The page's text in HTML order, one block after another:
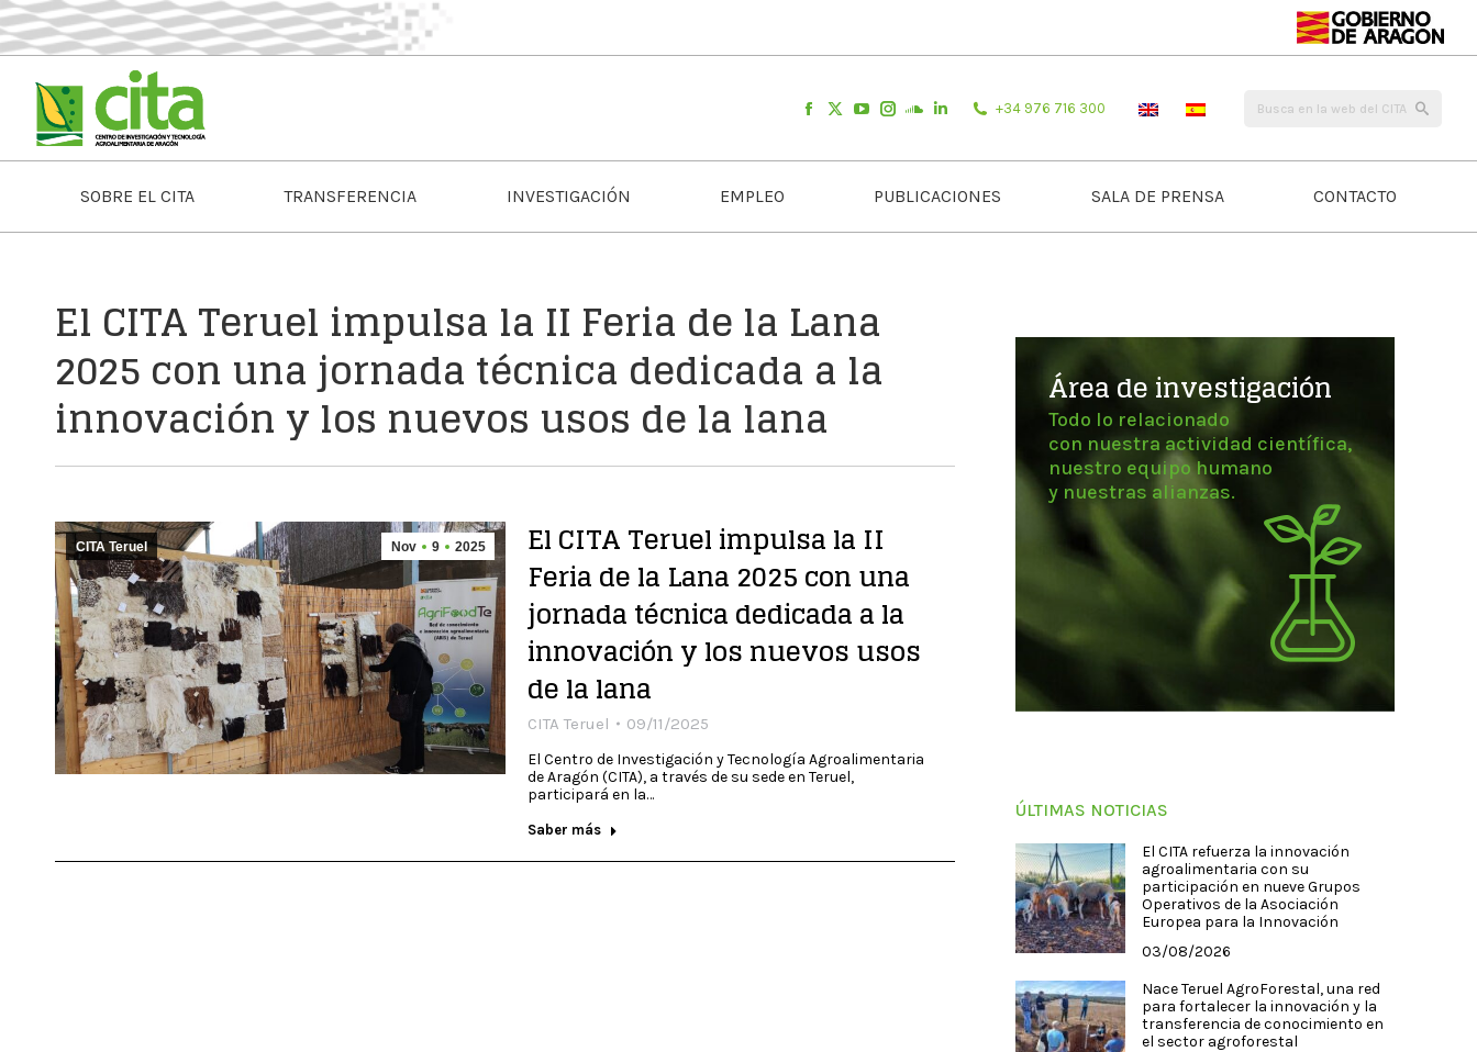
+34 976 716 300
SOBRE EL CITA TRANSFERENCIA INVESTIGACIÓN EMPLEO PUBLICACIONES SALA DE PRENSA CONTACTO
El CITA Teruel impulsa la II Feria de la Lana
2025 con una jornada técnica dedicada a la
innovación y los nuevos usos de la lana
Nov 9 2025
CITA Teruel El CITA Teruel impulsa la II
Feria de la Lana 2025 con una
jornada técnica dedicada a la
innovación y los nuevos usos
de la lana
CITA Teruel 09/11/2025
El Centro de Investigación y Tecnología Agroalimentaria
de Aragón (CITA), a través de su sede en Teruel,
participará en la…
Saber más
Área de investigación
Todo lo relacionado
con nuestra actividad científica,
nuestro equipo humano
y nuestras alianzas.
ÚLTIMAS NOTICIAS
El CITA refuerza la innovación
agroalimentaria con su
participación en nueve Grupos
Operativos de la Asociación
Europea para la Innovación
03/08/2026
Nace Teruel AgroForestal, una red
para fortalecer la innovación y la
transferencia de conocimiento en
el sector agroforestal